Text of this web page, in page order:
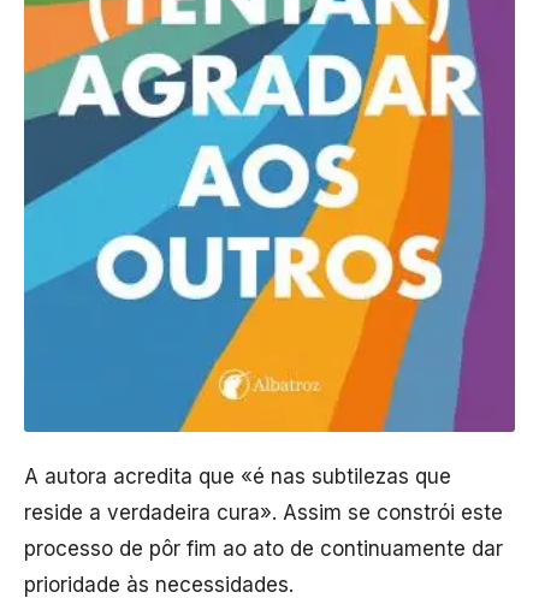
A autora acredita que «é nas subtilezas que
reside a verdadeira cura». Assim se constrói este
processo de pôr fim ao ato de continuamente dar
prioridade às necessidades.